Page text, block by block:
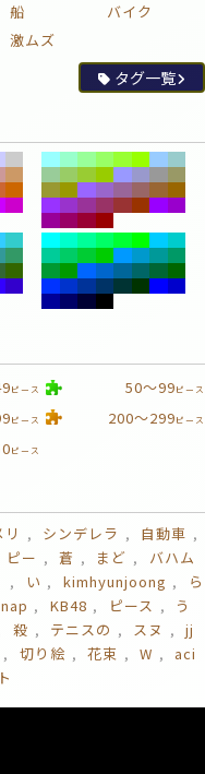
船
バイク
激ムズ
タグ一覧
ピース 50～99ピース
ピース 200～299ピース
ピース
リ シンデレラ
自動車
ピー 蒼 まど
バハム
い kimhyunjoong
ら
KB48 ピース
う
殺 テニスの スヌ
jj
切り絵 花束 W
aci